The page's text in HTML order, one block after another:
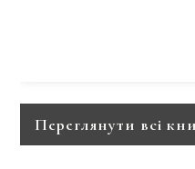
Переглянути всі